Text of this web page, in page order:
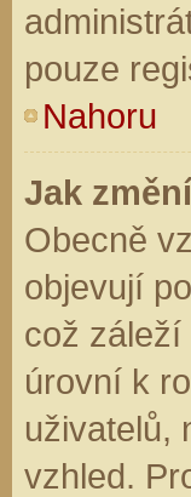
pouze
Nahoru
Jak
Obecně
objevují
což záleží
úrovní k
uživatelů,
vzhled.